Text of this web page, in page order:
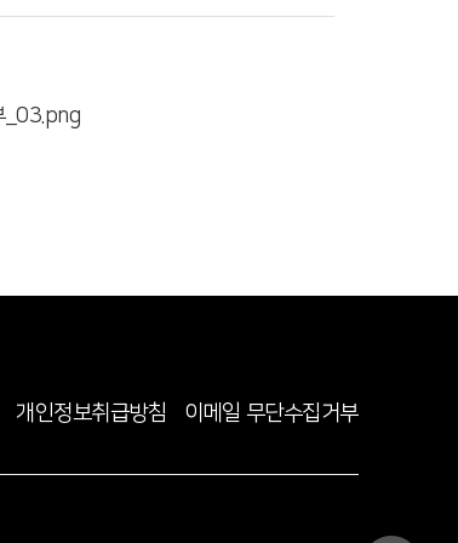
개인정보취급방침 이메일 무단수집거부